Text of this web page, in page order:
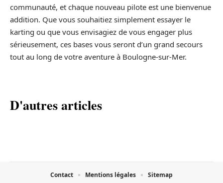
communauté, et chaque nouveau pilote est une bienvenue
addition. Que vous souhaitiez simplement essayer le
karting ou que vous envisagiez de vous engager plus
sérieusement, ces bases vous seront d’un grand secours
tout au long de votre aventure à Boulogne-sur-Mer.
D'autres articles
Contact Mentions légales Sitemap